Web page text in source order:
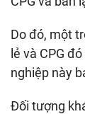
Do đó, một
lẻ và CPG
nghiệp này
Đối tượng